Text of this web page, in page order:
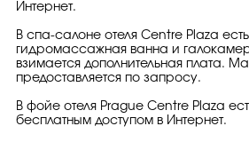
Интернет.
В спа-салоне отеля Centre Plaza
гидромассажная ванна и
взимается дополнительная плата.
предоставляется по запросу.
В фойе отеля Prague Centre Plaza
бесплатным доступом в Интернет.